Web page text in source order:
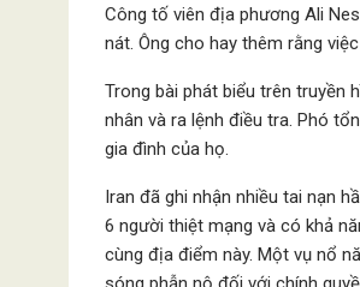
Công tố viên địa phương Ali
nát. Ông cho hay thêm rằng
Trong bài phát biểu trên truyền
nhân và ra lệnh điều tra. Phó
gia đình của họ.
Iran đã ghi nhận nhiều tai nạn
6 người thiệt mạng và có khả
cùng địa điểm này. Một vụ nổ